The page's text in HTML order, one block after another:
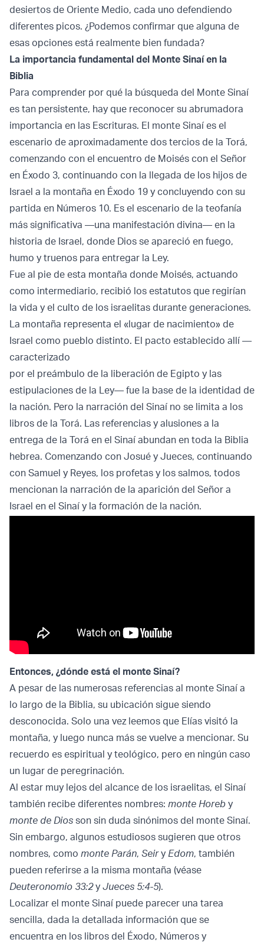
desiertos de Oriente Medio, cada uno defendiendo
diferentes picos. ¿Podemos confirmar que alguna de
esas opciones está realmente bien fundada?
La importancia fundamental del Monte Sinaí en la
Biblia
Para comprender por qué la búsqueda del Monte Sinaí
es tan persistente, hay que reconocer su abrumadora
importancia en las Escrituras. El monte Sinaí es el
escenario de aproximadamente dos tercios de la Torá,
comenzando con el encuentro de Moisés con el Señor
en Éxodo 3, continuando con la llegada de los hijos de
Israel a la montaña en Éxodo 19 y concluyendo con su
partida en Números 10. Es el escenario de la teofanía
más significativa —una manifestación divina— en la
historia de Israel, donde Dios se apareció en fuego,
humo y truenos para entregar la Ley.
Fue al pie de esta montaña donde Moisés, actuando
como intermediario, recibió los estatutos que regirían
la vida y el culto de los israelitas durante generaciones.
La montaña representa el «lugar de nacimiento» de
Israel como pueblo distinto. El pacto establecido allí —
caracterizado
por el preámbulo de la liberación de Egipto y las
estipulaciones de la Ley— fue la base de la identidad de
la nación. Pero la narración del Sinaí no se limita a los
libros de la Torá. Las referencias y alusiones a la
entrega de la Torá en el Sinaí abundan en toda la Biblia
hebrea. Comenzando con Josué y Jueces, continuando
con Samuel y Reyes, los profetas y los salmos, todos
mencionan la narración de la aparición del Señor a
Israel en el Sinaí y la formación de la nación.
Entonces, ¿dónde está el monte Sinaí?
A pesar de las numerosas referencias al monte Sinaí a
lo largo de la Biblia, su ubicación sigue siendo
desconocida. Solo una vez leemos que Elías visitó la
montaña, y luego nunca más se vuelve a mencionar. Su
recuerdo es espiritual y teológico, pero en ningún caso
un lugar de peregrinación.
Al estar muy lejos del alcance de los israelitas, el Sinaí
también recibe diferentes nombres: monte Horeb y
monte de Dios son sin duda sinónimos del monte Sinaí.
Sin embargo, algunos estudiosos sugieren que otros
nombres, como monte Parán, Seiry Edom, también
pueden referirse a la misma montaña (véase
Deuteronomio 33:2y Jueces 5:4-5).
Localizar el monte Sinaí puede parecer una tarea
sencilla, dada la detallada información que se
encuentra en los libros del Éxodo, Números y